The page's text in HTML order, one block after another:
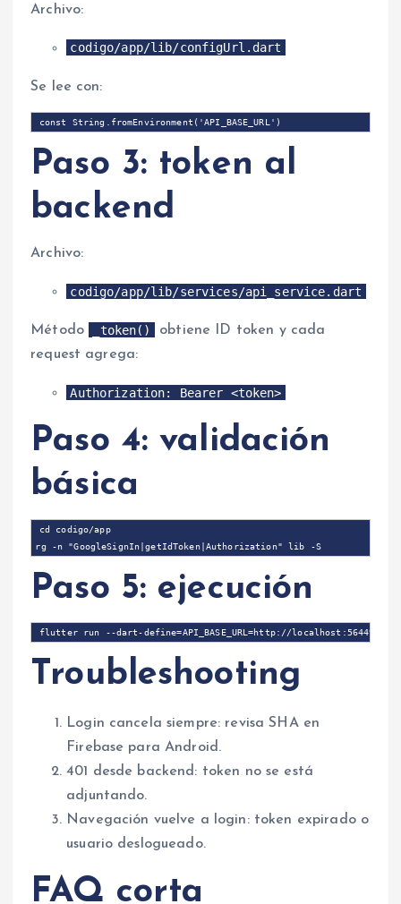
Archivo:
codigo/app/lib/configUrl.dart
Se lee con:
Paso 3: token al
backend
Archivo:
codigo/app/lib/services/api_service.dart
Método _token()
obtiene ID token y cada
request agrega:
Authorization: Bearer <token>
Paso 4: validación
básica
cd codigo/app
rg -n "GoogleSignIn|getIdToken|Authorization" lib -S
Paso 5: ejecución
Troubleshooting
Login cancela siempre: revisa SHA en
Firebase para Android.
401 desde backend: token no se está
adjuntando.
Navegación vuelve a login: token expirado o
usuario deslogueado.
FAQ corta